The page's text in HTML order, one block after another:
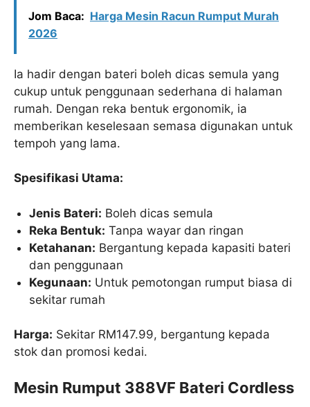
Jom Baca: Harga Mesin Racun Rumput Murah
2026
Ia hadir dengan bateri boleh dicas semula yang
cukup untuk penggunaan sederhana di halaman
rumah. Dengan reka bentuk ergonomik, ia
memberikan keselesaan semasa digunakan untuk
tempoh yang lama.
Spesifikasi Utama:
Jenis Bateri: Boleh dicas semula
Reka Bentuk: Tanpa wayar dan ringan
Ketahanan: Bergantung kepada kapasiti bateri
dan penggunaan
Kegunaan: Untuk pemotongan rumput biasa di
sekitar rumah
Harga: Sekitar RM147.99, bergantung kepada
stok dan promosi kedai.
Mesin Rumput 388VF Bateri Cordless